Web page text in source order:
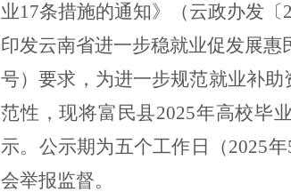
业17条措施的通知》（云政办发〔
印发云南省进一步稳就业促发展惠
号）要求，为进一步规范就业补
范性，现将富民县2025年高校毕
示。公示期为五个工作日（2025年
会举报监督。